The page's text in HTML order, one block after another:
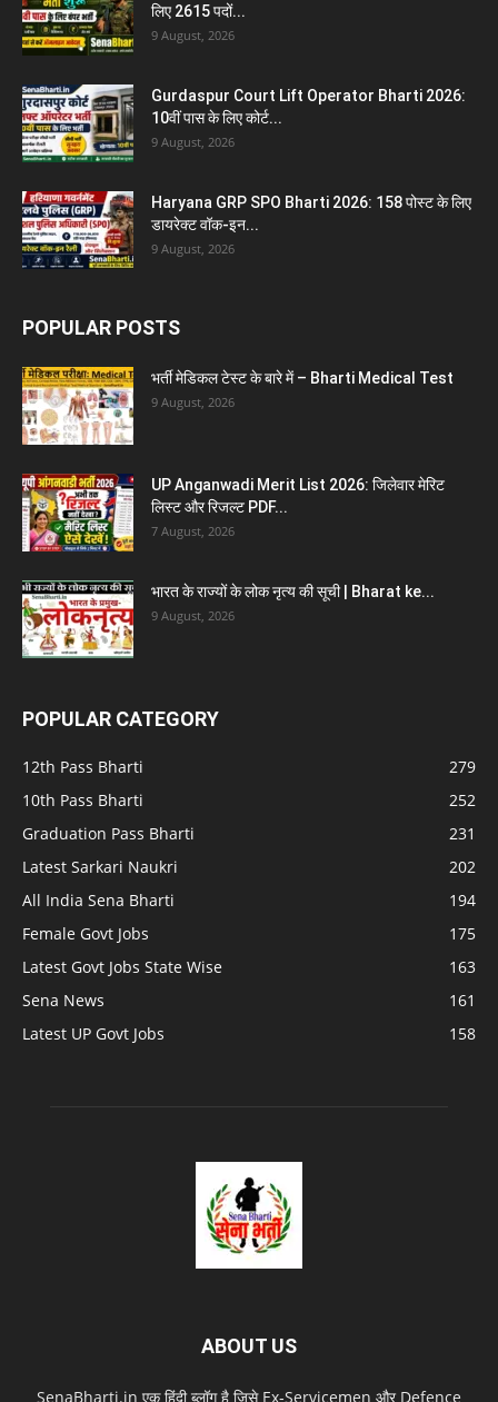
लिए 2615 पदों...
9 August, 2026
Gurdaspur Court Lift Operator Bharti 2026:
10वीं पास के लिए कोर्ट...
9 August, 2026
Haryana GRP SPO Bharti 2026: 158 पोस्ट के लिए
डायरेक्ट वॉक-इन...
9 August, 2026
POPULAR POSTS
भर्ती मेडिकल टेस्ट के बारे में – Bharti Medical Test
9 August, 2026
UP Anganwadi Merit List 2026: जिलेवार मेरिट
लिस्ट और रिजल्ट PDF...
7 August, 2026
भारत के राज्यों के लोक नृत्य की सूची | Bharat ke...
9 August, 2026
POPULAR CATEGORY
12th Pass Bharti
279
10th Pass Bharti
252
Graduation Pass Bharti
231
Latest Sarkari Naukri
202
All India Sena Bharti
194
Female Govt Jobs
175
Latest Govt Jobs State Wise
163
Sena News
161
Latest UP Govt Jobs
158
ABOUT US
SenaBharti.in एक हिंदी ब्लॉग है जिसे Ex‑Servicemen और Defence